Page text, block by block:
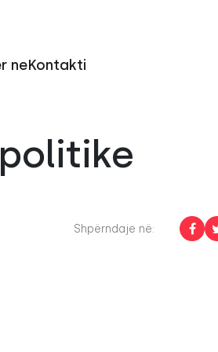
neKontakti
Shpërndaje në: